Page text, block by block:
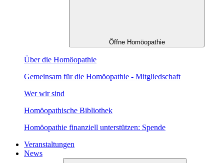
Öffne Homöopathie
Über die Homöopathie
Gemeinsam für die Homöopathie - Mitgliedschaft
Wer wir sind
Homöopathische Bibliothek
Homöopathie finanziell unterstützen: Spende
Veranstaltungen
News